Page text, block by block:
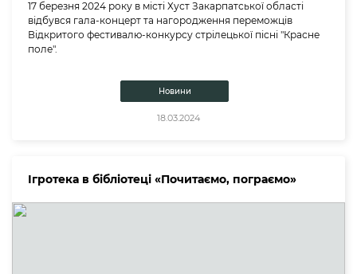
17 березня 2024 року в місті Хуст Закарпатської області
відбувся гала-концерт та нагородження переможців
Відкритого фестивалю-конкурсу стрілецької пісні "Красне
поле".
Новини
18.03.2024
Ігротека в бібліотеці «Почитаємо, пограємо»